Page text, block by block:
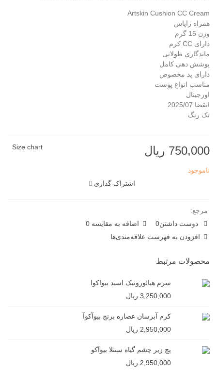
Artskin Cushion CC Cream
همراه زاپاس
وزن 15 گرم
دارای CC کرم
ماندگاری طولانی
پوشش دهی کامل
دارای پد مخصوص
مناسب انواع پوست
اورجینال
انقضا 2025/07
تک رنگ
750,000 ریال Size chart
ناموجود
اشتراک گذاری
مرجع:
دوست داشتن0 اضافه به مقایسه 0
افزودن به فهرست علاقه‌مندی‌ها
محصولات مرتبط
سرم هیالورونیک اسید بیواکوا
3,250,000 ریال
کرم آبرسان عصاره برنج بیوآکوآ
2,950,000 ریال
پچ زیر چشم گیاه سنتلا بیوآکو
2,950,000 ریال